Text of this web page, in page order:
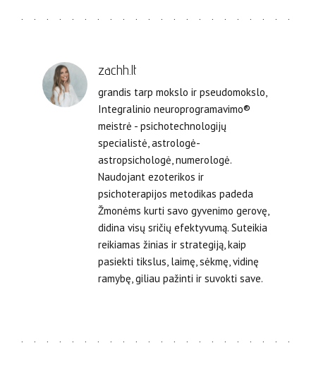
zachh.lt
grandis tarp mokslo ir pseudomokslo,
Integralinio neuroprogramavimo®
meistrė - psichotechnologijų
specialistė, astrologė-
astropsichologė, numerologė.
Naudojant ezoterikos ir
psichoterapijos metodikas padeda
Žmonėms kurti savo gyvenimo gerovę,
didina visų sričių efektyvumą. Suteikia
reikiamas žinias ir strategiją, kaip
pasiekti tikslus, laimę, sėkmę, vidinę
ramybę, giliau pažinti ir suvokti save.